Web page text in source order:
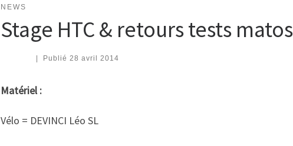
NEWS
Stage HTC & retours tests
| Publié 28 avril 2014
Matériel :
Vélo = DEVINCI Léo SL